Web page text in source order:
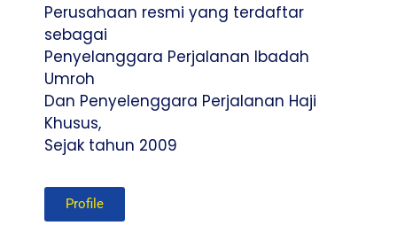
Perusahaan resmi yang terdaftar
sebagai
Penyelanggara Perjalanan Ibadah
Umroh
Dan Penyelenggara Perjalanan Haji
Khusus,
Sejak tahun 2009
Profile